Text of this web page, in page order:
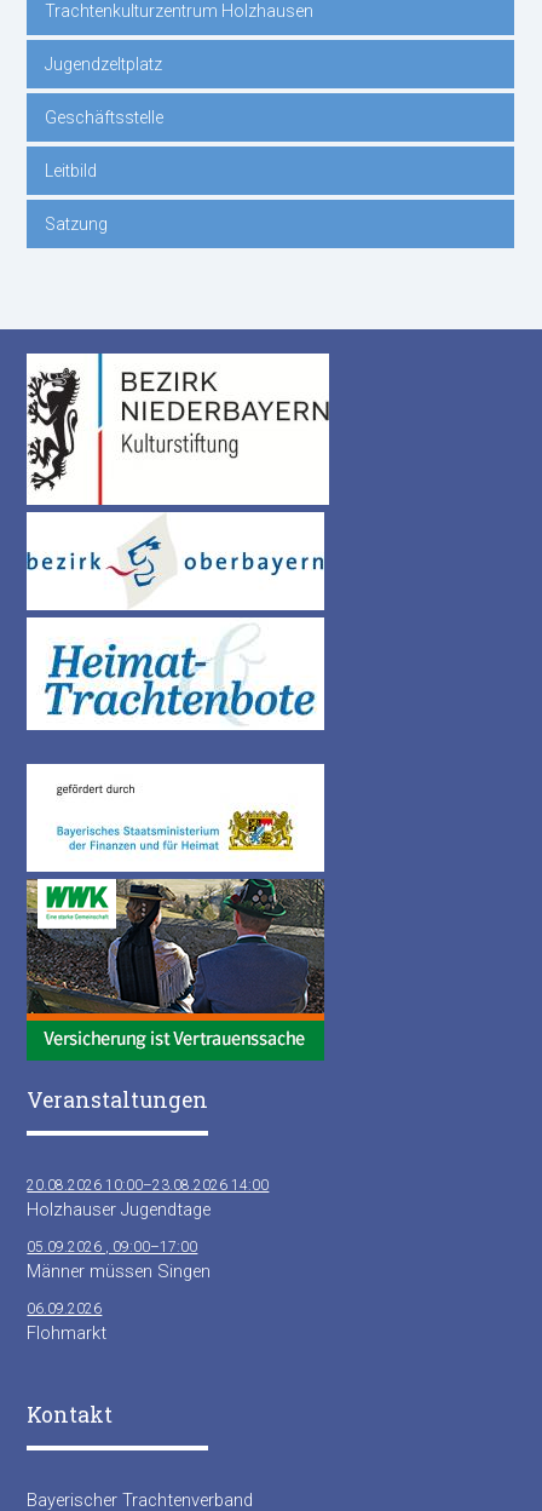
Trachtenkulturzentrum Holzhausen
Jugendzeltplatz
Geschäftsstelle
Leitbild
Satzung
Veranstaltungen
20.08.2026 10:00–23.08.2026 14:00
Holzhauser Jugendtage
05.09.2026 , 09:00–17:00
Männer müssen Singen
06.09.2026
Flohmarkt
Kontakt
Bayerischer Trachtenverband